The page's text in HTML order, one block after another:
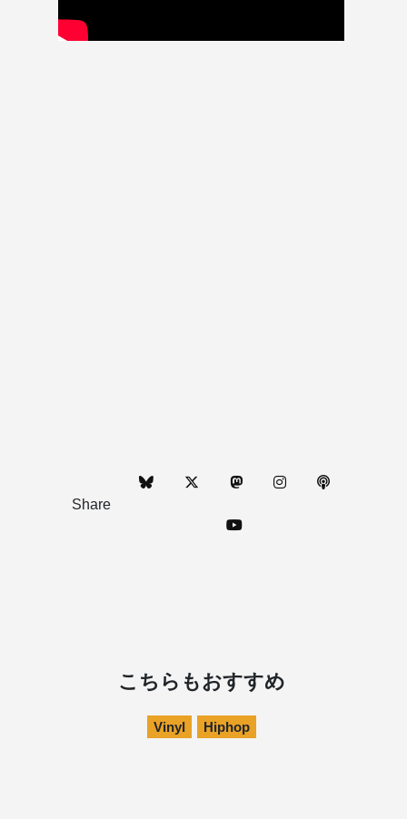
Share
こちらもおすすめ
Vinyl Hiphop